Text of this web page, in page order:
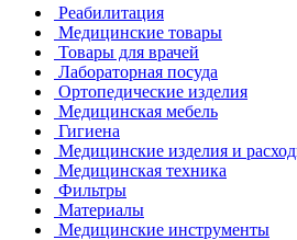
Реабилитация
Медицинские товары
Товары для врачей
Лабораторная посуда
Ортопедические изделия
Медицинская мебель
Гигиена
Медицинские изделия и
Медицинская техника
Фильтры
Материалы
Медицинские инструменты